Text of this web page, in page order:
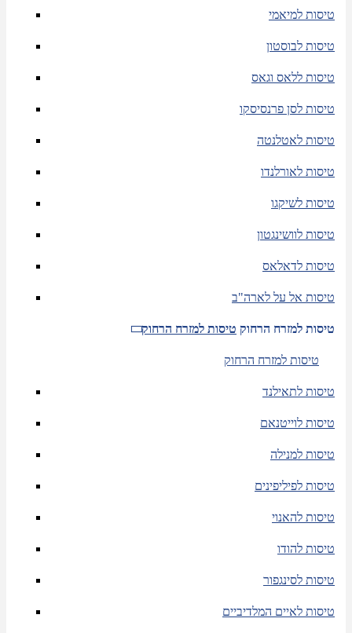
טיסות למיאמי
טיסות לבוסטון
טיסות ללאס וגאס
טיסות לסן פרנסיסקו
טיסות לאטלנטה
טיסות לאורלנדו
טיסות לשיקגו
טיסות לוושינגטון
טיסות לדאלאס
טיסות אל על לארה"ב
טיסות למזרח הרחוק טיסות למזרח הרחוק
טיסות למזרח הרחוק
טיסות לתאילנד
טיסות לוייטנאם
טיסות למנילה
טיסות לפיליפינים
טיסות להאנוי
טיסות להודו
טיסות לסינגפור
טיסות לאיים המלדיביים